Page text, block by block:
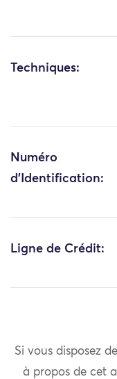
Techniques:
Numéro
d'Identification:
Ligne de Crédit:
Si vous disposez
à propos de cet